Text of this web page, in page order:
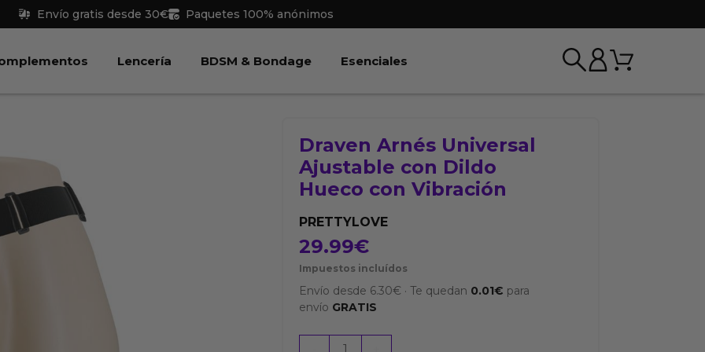
Envío gratis desde 30€ Paquetes 100% anónimos
Juguetes Abrir Complementos
Lencería Abrir Lencería
BDSM & Bondage Abrir BDSM & Bondage
Esenciales Carrito
Draven Arnés Universal
Ajustable con Dildo
Hueco con Vibración
PRETTYLOVE
29.99€
Impuestos incluídos
Envío desde 6.30€ ·Te quedan 0.01€ para
envío GRATIS
Draven